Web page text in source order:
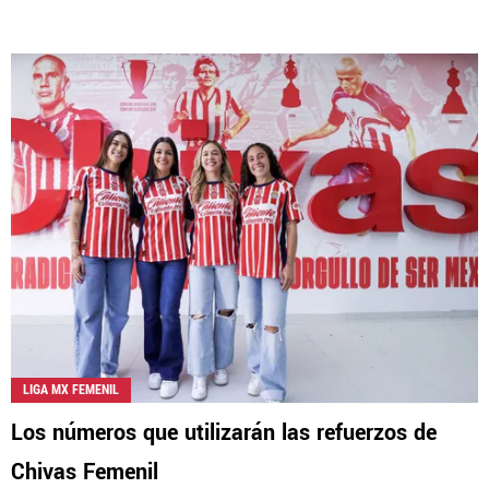
LIGA MX FEMENIL
Los números que utilizarán las refuerzos de
Chivas Femenil